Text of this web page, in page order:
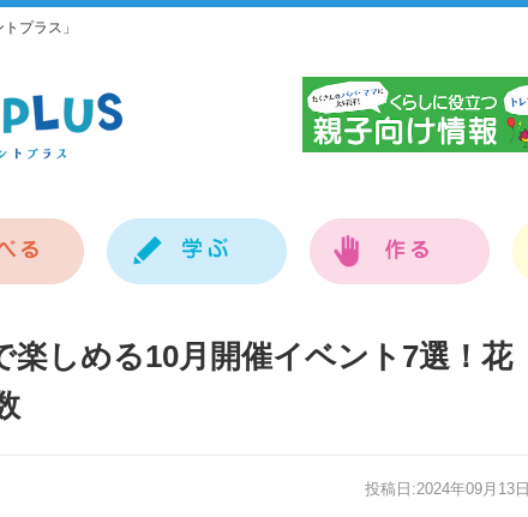
プラス」
楽しめる10月開催イベント7選！花
投稿日:2024年09月13日